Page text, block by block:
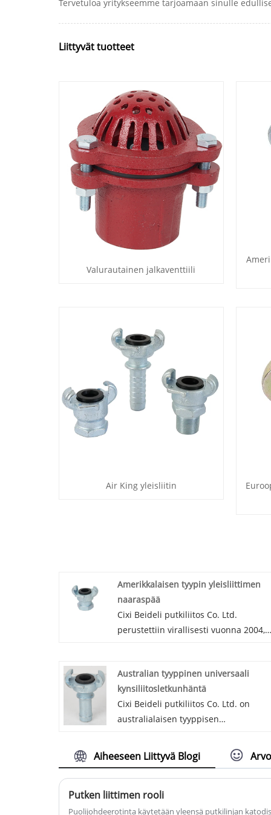
Tervetuloa yritykseemme tarjoamaan sinulle
Liittyvät tuotteet
Valurautainen jalkaventtiili
Air King yleisliitin
Amerikkalaisen tyypin yleisliittimen
naaraspää
Cixi Beideli putkiliitos Co. Ltd.
perustettiin virallisesti vuonna 2004,
yleiskytkimien naaraspäätyjen
valmistajista ja kiinalaisen
amerikkalaisen tyyppisten
yleiskytkimien naaraspäätetehtaista.
hallinta. Toimimme pääasiassa
merkintä sarja yleiskäyttöisiä
letkuliittimiä ja letkunkiristimiä ja niin
edelleen.
Australian tyyppinen universaali
kynsiliitosletkunhäntä
Cixi Beideli putkiliitos Co. Ltd. on
australialaisen tyyppisen
vuotta. Australian tyyppinen
yleiskynsiliitosletkunhäntä on
valmistettu hiiliteräksestä, jossa on
hieno pinta ja korkea paine. Meillä on
oma valimomme, joten meillä on
Aiheeseen Liittyvä Blogi
Putken liittimen rooli
Puolijohdeerotinta käytetään yleensä putkilinjan